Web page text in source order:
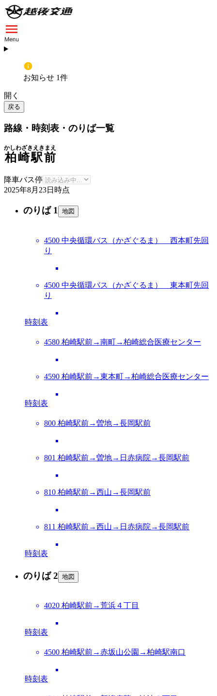
お知らせ 1件
開く
戻る
路線・時刻表・のりば一覧
柏崎駅前
かしわざきえきまえ
降車バス停
2025年8月23日 時点
のりば 1 地図
4500 中央循環バス（かざぐるま） 西本町先回
り
4500 中央循環バス（かざぐるま） 東本町先回
り
時刻表
4580 柏崎駅前→南町→柏崎総合医療センター
4590 柏崎駅前→東本町→柏崎総合医療センター
時刻表
800 柏崎駅前→曽地→長岡駅前
801 柏崎駅前→曽地→日赤病院→長岡駅前
810 柏崎駅前→西山→長岡駅前
811 柏崎駅前→西山→日赤病院→長岡駅前
時刻表
のりば 2 地図
4020 柏崎駅前→荒浜４丁目
時刻表
4500 柏崎駅前→赤坂山公園→柏崎駅南口
時刻表